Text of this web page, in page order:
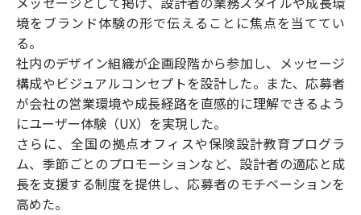
境をブランド体験の形で伝えることに焦点を当ててい
る。
社内のデザイン組織が企画段階から参加し、メッセージ
構成やビジュアルコンセプトを設計した。また、応募者
が会社の営業環境や成長経路を直感的に理解できるよう
にユーザー体験（UX）を実現した。
さらに、全国の拠点オフィスや保険設計教育プログラ
ム、季節ごとのプロモーションなど、設計者の適応と成
長を支援する制度を提供し、応募者のモチベーションを
高めた。